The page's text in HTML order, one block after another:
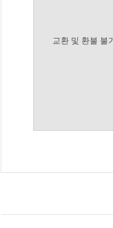
교환 및 환불 불